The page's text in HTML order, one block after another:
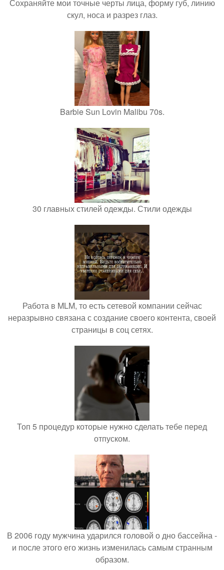
Сохраняйте мои точные черты лица, форму губ, линию
скул, носа и разрез глаз.
Barbie Sun Lovin Malibu 70s.
30 главных стилей одежды. Стили одежды
Работа в MLM, то есть сетевой компании сейчас
неразрывно связана с создание своего контента, своей
страницы в соц сетях.
Топ 5 процедур которые нужно сделать тебе перед
отпуском.
В 2006 году мужчина ударился головой о дно бассейна -
и после этого его жизнь изменилась самым странным
образом.